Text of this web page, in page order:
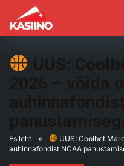
Esileht »
UUS: Coolbet
auhinnafondist NCAA